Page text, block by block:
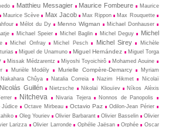
Matthieu Messagier Maurice Fombeure
Maurice
Maurice Scève Max Jacob Max Rippon
Max Rouquette
Mélot du Dy Menno Wigman
Michael Donhauser
Michael Speier Michel Baglin Michel Deguy
Michel
Michel Onfray Michel Pesch Michel Sirey
Michèle
Miguel de Unamuno Miguel Hernández
Miguel Torga
Missak Médzarentz Miyoshi Toyoichirô
Mohamed Aouine
Murièle Modély Murielle Compère-Demarcy
Myriam
Nakahara Chûya Natalia Correia Nazim Hikmet
Nicolaï
Nicolás Guillén Nietz­sche Nikolaï Kliouïev
Níkos Alèxis
Nitcheva Nivaria Tejera
Nonnos de Panopolis
Júdice Octave Mirbeau Octavio Paz Odilon-Jean Périer
Oleg Youriev Olivier Barbarant Olivier Basselin
Olivier
Larizza Olivier Larronde Ophélie Jaësan Orphée
Oscar